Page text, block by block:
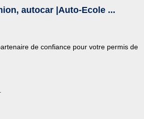
autocar |Auto-Ecole ...
de confiance pour votre permis de